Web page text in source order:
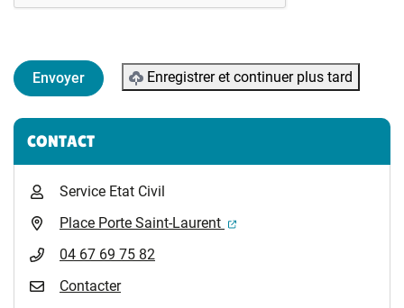
Enregistrer et continuer plus tard
Informations complémentaires
CONTACT
Service Etat Civil
Place Porte Saint-Laurent
(ouverture dans un
04 67 69 75 82
Contacter